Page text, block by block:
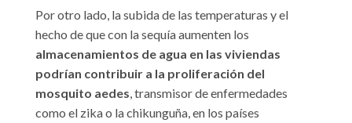
Por otro lado, la subida de las temperaturas y el
hecho de que con la sequía aumenten los
almacenamientos de agua en las viviendas
podrían contribuir a la proliferación del
mosquito aedes, transmisor de enfermedades
como el zika o la chikunguña, en los países